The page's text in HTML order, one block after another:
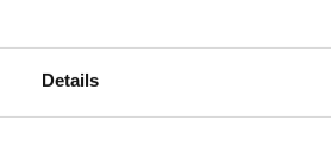
Details